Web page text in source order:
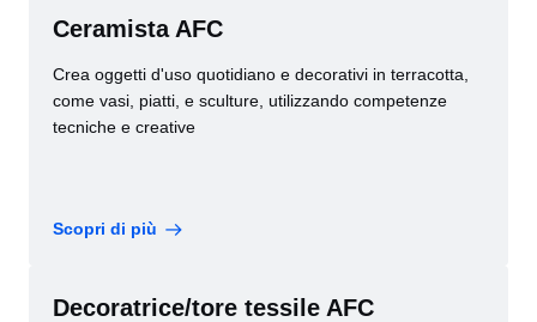
Ceramista AFC
Crea oggetti d'uso quotidiano e decorativi in terracotta,
come vasi, piatti, e sculture, utilizzando competenze
tecniche e creative
Scopri di più
Decoratrice/tore tessile AFC